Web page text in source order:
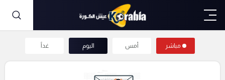
مباشر أمس اليوم غداً